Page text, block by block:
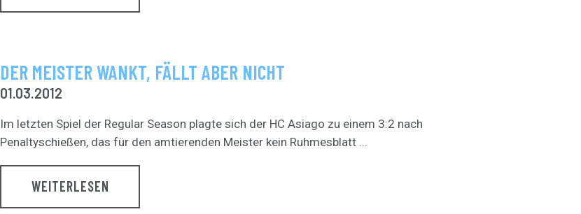
DER MEISTER WANKT, FÄLLT ABER NICHT
01.03.2012
Im letzten Spiel der Regular Season plagte sich der HC Asiago zu einem 3:2 nach
Penaltyschießen, das für den amtierenden Meister kein Ruhmesblatt ...
WEITERLESEN